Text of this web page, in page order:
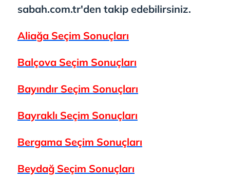
sabah.com.tr'den takip edebilirsiniz.
Aliağa Seçim Sonuçları
Balçova Seçim Sonuçları
Bayındır Seçim Sonuçları
Bayraklı Seçim Sonuçları
Bergama Seçim Sonuçları
Beydağ Seçim Sonuçları